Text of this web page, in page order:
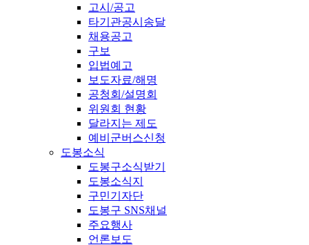
고시/공고
타기관공시송달
채용공고
구보
입법예고
보도자료/해명
공청회/설명회
위원회 현황
달라지는 제도
예비군버스신청
도봉소식
도봉구소식받기
도봉소식지
구민기자단
도봉구 SNS채널
주요행사
언론보도